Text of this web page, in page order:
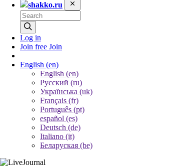
shakko.ru
Log in
Join free Join
English (en)
English (en)
Русский (ru)
Українська (uk)
Français (fr)
Português (pt)
español (es)
Deutsch (de)
Italiano (it)
Беларуская (be)